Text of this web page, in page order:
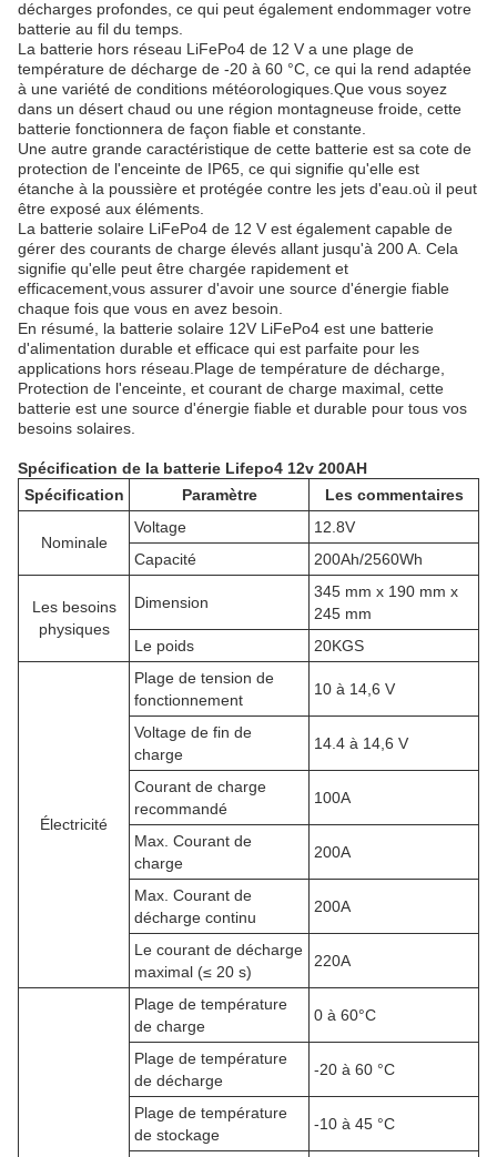
décharges profondes, ce qui peut également endommager votre
batterie au fil du temps.
La batterie hors réseau LiFePo4 de 12 V a une plage de
température de décharge de -20 à 60 °C, ce qui la rend adaptée
à une variété de conditions météorologiques.Que vous soyez
dans un désert chaud ou une région montagneuse froide, cette
batterie fonctionnera de façon fiable et constante.
Une autre grande caractéristique de cette batterie est sa cote de
protection de l'enceinte de IP65, ce qui signifie qu'elle est
étanche à la poussière et protégée contre les jets d'eau.où il peut
être exposé aux éléments.
La batterie solaire LiFePo4 de 12 V est également capable de
gérer des courants de charge élevés allant jusqu'à 200 A. Cela
signifie qu'elle peut être chargée rapidement et
efficacement,vous assurer d'avoir une source d'énergie fiable
chaque fois que vous en avez besoin.
En résumé, la batterie solaire 12V LiFePo4 est une batterie
d'alimentation durable et efficace qui est parfaite pour les
applications hors réseau.Plage de température de décharge,
Protection de l'enceinte, et courant de charge maximal, cette
batterie est une source d'énergie fiable et durable pour tous vos
besoins solaires.
Spécification de la batterie Lifepo4 12v 200AH
Spécification
Paramètre Les commentaires
Nominale
Voltage
12.8V
Capacité
200Ah/2560Wh
Les besoins
physiques
Dimension
345 mm x 190 mm x
245 mm
Le poids
20KGS
Électricité
Plage de tension de
fonctionnement
10 à 14,6 V
Voltage de fin de
charge
14.4 à 14,6 V
Courant de charge
recommandé
100A
Max. Courant de
charge
200A
Max. Courant de
décharge continu
200A
Le courant de décharge
maximal (≤ 20 s)
220A
Plage de température
de charge
0 à 60°C
Plage de température
de décharge
-20 à 60 °C
Plage de température
de stockage
-10 à 45 °C